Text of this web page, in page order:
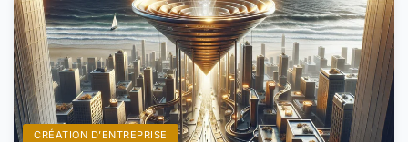
CRÉATION D’ENTREPRISE